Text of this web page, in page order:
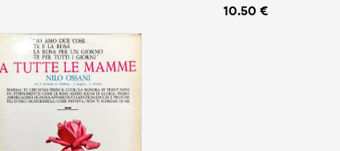
10.50 €